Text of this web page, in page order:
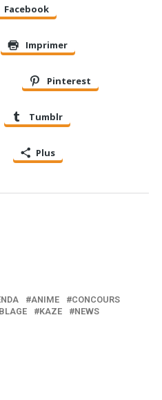
Facebook
Imprimer
Pinterest
Tumblr
Plus
ANIME
CONCOURS
KAZE
NEWS